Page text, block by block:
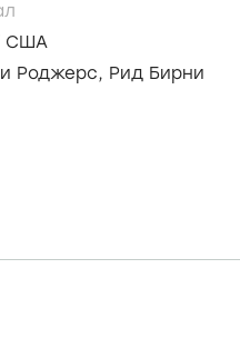
США
Роджерс, Рид Бирни